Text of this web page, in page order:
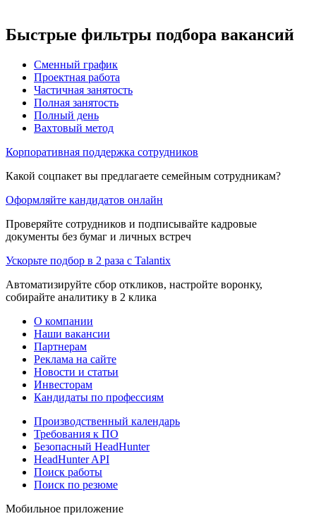
Быстрые фильтры подбора вакансий
Сменный график
Проектная работа
Частичная занятость
Полная занятость
Полный день
Вахтовый метод
Корпоративная поддержка сотрудников
Какой соцпакет вы предлагаете семейным сотрудникам?
Оформляйте кандидатов онлайн
Проверяйте сотрудников и подписывайте кадровые
документы без бумаг и личных встреч
Ускорьте подбор в 2 раза с Talantix
Автоматизируйте сбор откликов, настройте воронку,
собирайте аналитику в 2 клика
О компании
Наши вакансии
Партнерам
Реклама на сайте
Новости и статьи
Инвесторам
Кандидаты по профессиям
Производственный календарь
Требования к ПО
Безопасный HeadHunter
HeadHunter API
Поиск работы
Поиск по резюме
Мобильное приложение